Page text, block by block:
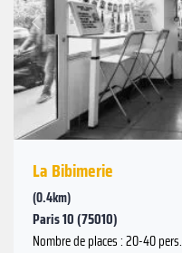
Précédent
La Bibimerie
(0.4km)
Paris 10 (75010)
Nombre de places : 20-40 pers.